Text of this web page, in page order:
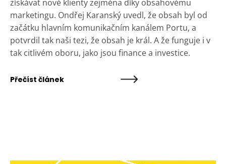
získávat nové klienty zejména díky obsahovému
marketingu. Ondřej Karanský uvedl, že obsah byl od
začátku hlavním komunikačním kanálem Portu, a
potvrdil tak naši tezi, že obsah je král. A že funguje i v
tak citlivém oboru, jako jsou finance a investice.
Přečíst článek